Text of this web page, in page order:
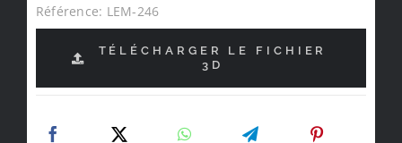
Référence: LEM-246
TÉLÉCHARGER LE FICHIER
3D